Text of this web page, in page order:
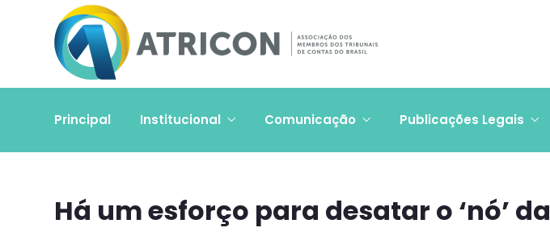
Principal Institucional Comunicação Publicações Legais
Há um esforço para desatar o ‘nó’ da